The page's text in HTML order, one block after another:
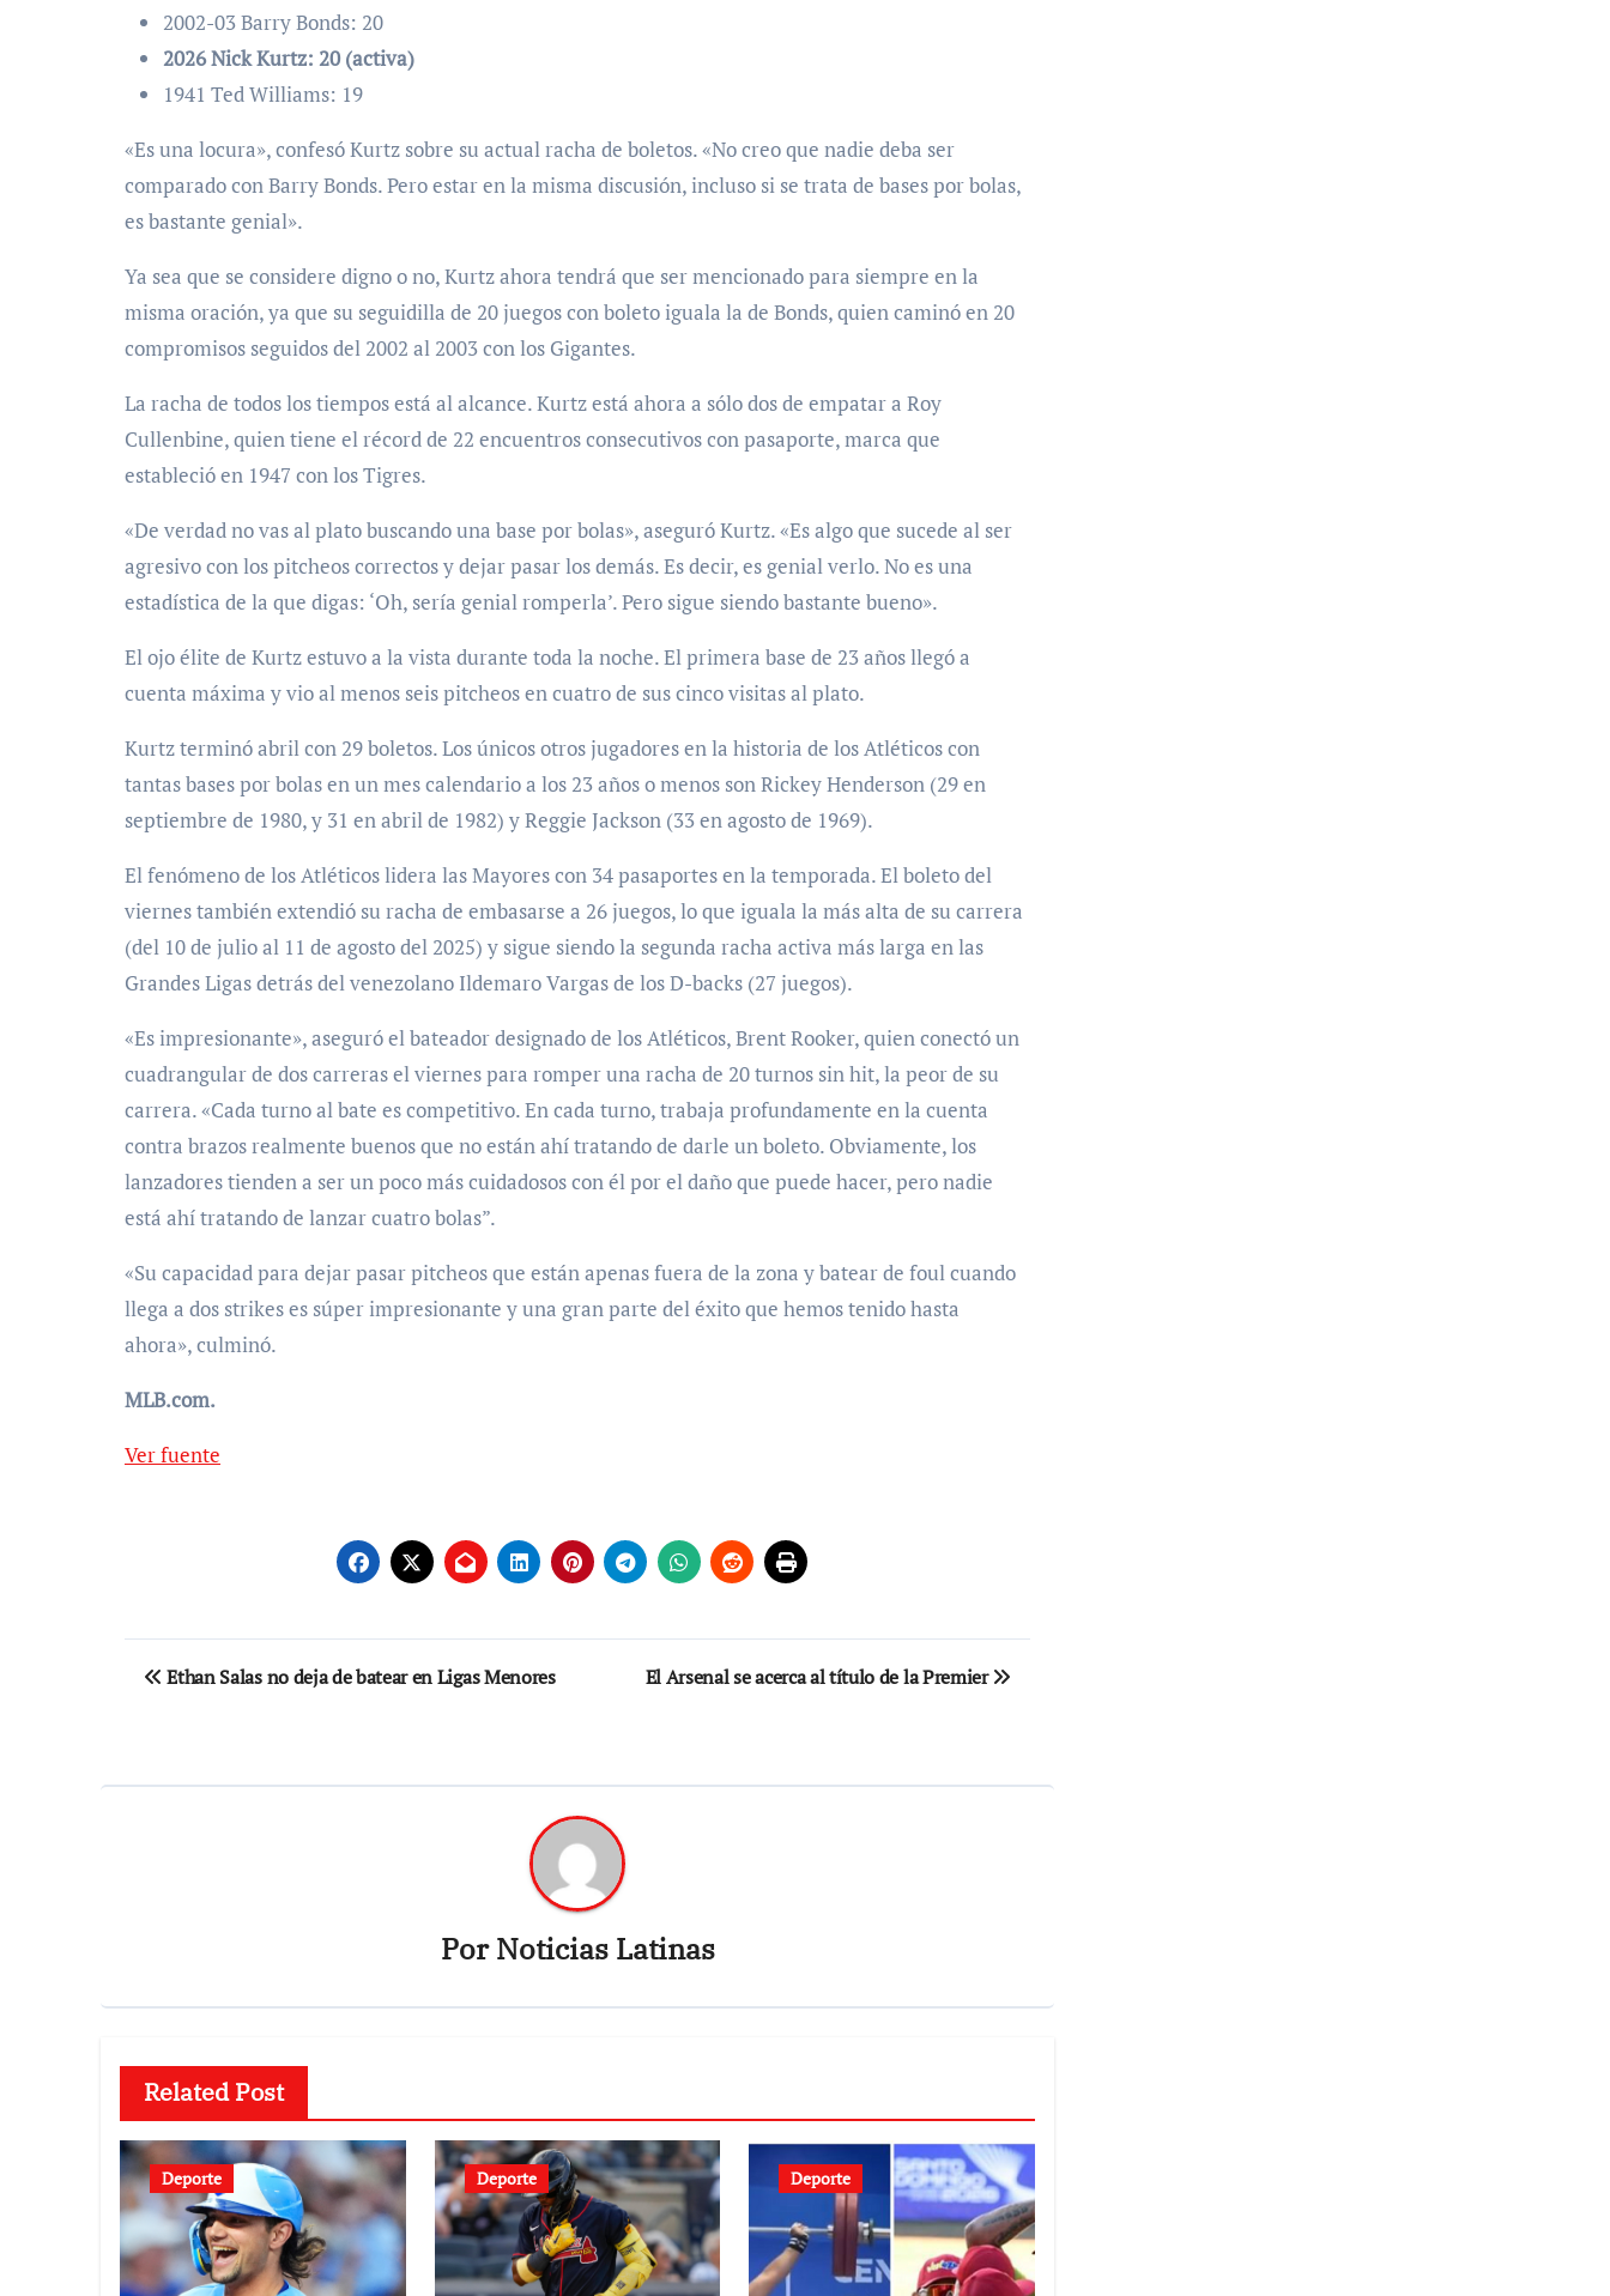
2002-03 Barry Bonds: 20
2026 Nick Kurtz: 20 (activa)
1941 Ted Williams: 19
«Es una locura», confesó Kurtz sobre su actual racha de boletos. «No creo que nadie deba ser
comparado con Barry Bonds. Pero estar en la misma discusión, incluso si se trata de bases por bolas,
es bastante genial».
Ya sea que se considere digno o no, Kurtz ahora tendrá que ser mencionado para siempre en la
misma oración, ya que su seguidilla de 20 juegos con boleto iguala la de Bonds, quien caminó en 20
compromisos seguidos del 2002 al 2003 con los Gigantes.
La racha de todos los tiempos está al alcance. Kurtz está ahora a sólo dos de empatar a Roy
Cullenbine, quien tiene el récord de 22 encuentros consecutivos con pasaporte, marca que
estableció en 1947 con los Tigres.
«De verdad no vas al plato buscando una base por bolas», aseguró Kurtz. «Es algo que sucede al ser
agresivo con los pitcheos correctos y dejar pasar los demás. Es decir, es genial verlo. No es una
estadística de la que digas: ‘Oh, sería genial romperla’. Pero sigue siendo bastante bueno».
El ojo élite de Kurtz estuvo a la vista durante toda la noche. El primera base de 23 años llegó a
cuenta máxima y vio al menos seis pitcheos en cuatro de sus cinco visitas al plato.
Kurtz terminó abril con 29 boletos. Los únicos otros jugadores en la historia de los Atléticos con
tantas bases por bolas en un mes calendario a los 23 años o menos son Rickey Henderson (29 en
septiembre de 1980, y 31 en abril de 1982) y Reggie Jackson (33 en agosto de 1969).
El fenómeno de los Atléticos lidera las Mayores con 34 pasaportes en la temporada. El boleto del
viernes también extendió su racha de embasarse a 26 juegos, lo que iguala la más alta de su carrera
(del 10 de julio al 11 de agosto del 2025) y sigue siendo la segunda racha activa más larga en las
Grandes Ligas detrás del venezolano Ildemaro Vargas de los D-backs (27 juegos).
«Es impresionante», aseguró el bateador designado de los Atléticos, Brent Rooker, quien conectó un
cuadrangular de dos carreras el viernes para romper una racha de 20 turnos sin hit, la peor de su
carrera. «Cada turno al bate es competitivo. En cada turno, trabaja profundamente en la cuenta
contra brazos realmente buenos que no están ahí tratando de darle un boleto. Obviamente, los
lanzadores tienden a ser un poco más cuidadosos con él por el daño que puede hacer, pero nadie
está ahí tratando de lanzar cuatro bolas”.
«Su capacidad para dejar pasar pitcheos que están apenas fuera de la zona y batear de foul cuando
llega a dos strikes es súper impresionante y una gran parte del éxito que hemos tenido hasta
ahora», culminó.
MLB.com.
Ver fuente
Navegación
Ethan Salas no deja de batear en Ligas Menores El Arsenal se acerca al título de la Premier
PorNoticias Latinas
Related Post
Deporte Deporte Deporte